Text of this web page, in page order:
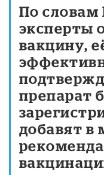
По
эксперты
вакцину,
препарат
добавят в